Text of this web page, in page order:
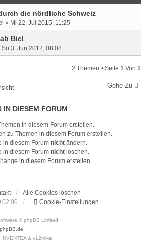
die nördliche Schweiz
» Mi 22. Jul 2015, 11:25
Biel
So 3. Jun 2012, 08:08
2 Themen • Seite 1 Von 1
Gehe Zu
IN DIESEM FORUM
in diesem Forum erstellen.
zu Themen in diesem Forum erstellen.
in diesem Forum nicht ändern.
in diesem Forum nicht löschen.
in diesem Forum erstellen.
Alle Cookies löschen
Cookie-Einstellungen
© phpBB Limited
phpBB.de
& v12mike